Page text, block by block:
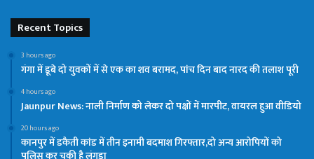
Recent Topics
3 hours ago
गंगा में डूबे दो युवकों में से एक का शव बरामद, पांच दिन बाद नारद की तलाश पूरी
4 hours ago
Jaunpur News: नाली निर्माण को लेकर दो पक्षों में मारपीट, वायरल हुआ वीडियो
20 hours ago
कानपुर में डकैती कांड में तीन इनामी बदमाश गिरफ्तार,दो अन्य आरोपियों को